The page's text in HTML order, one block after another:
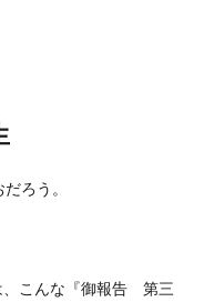
ろう。
、こんな『御報告 第三